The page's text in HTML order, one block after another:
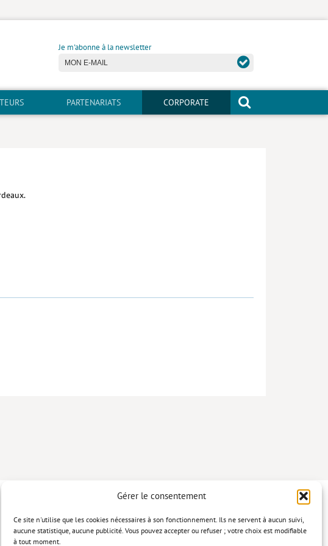
Gérer le consentement
Ce site n'utilise que les cookies nécessaires à son fonctionnement. Ils ne servent à aucun suivi,
aucune statistique, aucune publicité. Vous pouvez accepter ou refuser ; votre choix est modifiable
à tout moment.
Je m'abonne à la newsletter
PARTENARIATS CORPORATE
Politique de confidentialité